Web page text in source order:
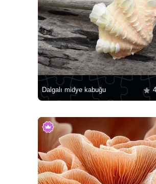
Dalgalı midye kabuğu